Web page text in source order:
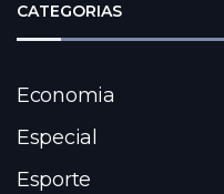
CATEGORIAS
Economia
Especial
Esporte